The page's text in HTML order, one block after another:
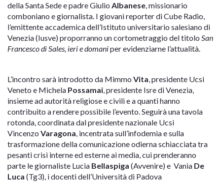
della Santa Sede e padre Giulio Albanese, missionario
comboniano e giornalista. I giovani reporter di Cube Radio,
l’emittente accademica dell’Istituto universitario salesiano di
Venezia (Iusve) proporranno un cortometraggio del titolo San
Francesco di Sales, ieri e domaniper evidenziarne l’attualità.
L’incontro sarà introdotto da Mimmo Vita, presidente Ucsi
Veneto e Michela Possamai, presidente Isre di Venezia,
insieme ad autorità religiose e civili e a quanti hanno
contribuito a rendere possibile l’evento. Seguirà una tavola
rotonda, coordinata dal presidente nazionale Ucsi
Vincenzo Varagona, incentrata sull’infodemia e sulla
trasformazione della comunicazione odierna schiacciata tra
pesanti crisi interne ed esterne ai media, cui prenderanno
parte le giornaliste Lucia Bellaspiga (Avvenire) e Vania De
Luca (Tg3), i docenti dell’Università di Padova